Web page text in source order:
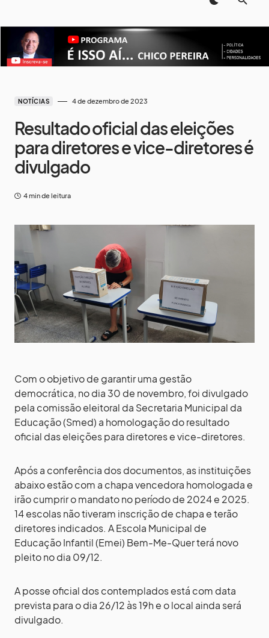
NOTÍCIAS 4 de dezembro de 2023
Resultado oficial das eleições
para diretores e vice-diretores é
divulgado
4 min de leitura
Com o objetivo de garantir uma gestão
democrática, no dia 30 de novembro, foi divulgado
pela comissão eleitoral da Secretaria Municipal da
Educação (Smed) a homologação do resultado
oficial das eleições para diretores e vice-diretores.
Após a conferência dos documentos, as instituições
abaixo estão com a chapa vencedora homologada e
irão cumprir o mandato no período de 2024 e 2025.
14 escolas não tiveram inscrição de chapa e terão
diretores indicados. A Escola Municipal de
Educação Infantil (Emei) Bem-Me-Quer terá novo
pleito no dia 09/12.
A posse oficial dos contemplados está com data
prevista para o dia 26/12 às 19h e o local ainda será
divulgado.